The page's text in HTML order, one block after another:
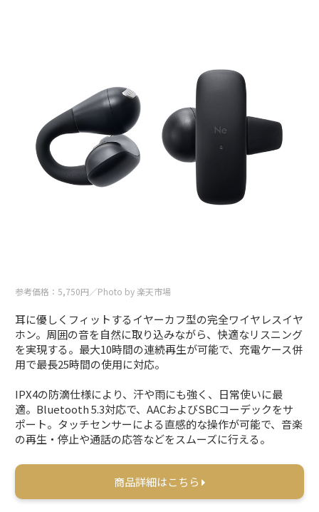
参考価格：5,750円／Photo by 楽天市場
耳に優しくフィットするイヤーカフ型の完全ワイヤレスイヤ
ホン。周囲の音を自然に取り込みながら、快適なリスニング
を実現する。最大10時間の連続再生が可能で、充電ケース併
用で最長25時間の使用に対応。
IPX4の防滴仕様により、汗や雨にも強く、日常使いに最
適。Bluetooth 5.3対応で、AACおよびSBCコーデックをサ
ポート。タッチセンサーによる直感的な操作が可能で、音楽
の再生・停止や通話の応答などをスムーズに行える。
商品詳細はこちら